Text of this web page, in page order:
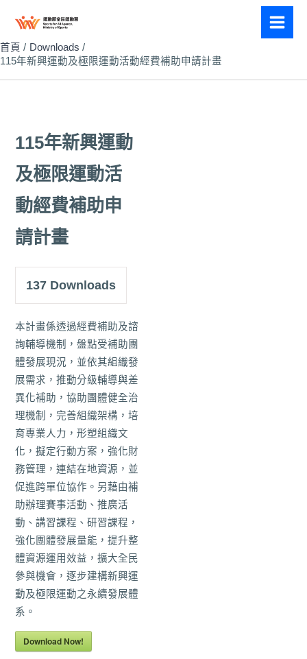
主
要
首頁
Downloads
115年新興運動及極限運動活動經費補助申請計畫
115年新興運動
及極限運動活
動經費補助申
請計畫
137 Downloads
本計畫係透過經費補助及諮
詢輔導機制，盤點受補助團
體發展現況，並依其組織發
展需求，推動分級輔導與差
異化補助，協助團體健全治
理機制，完善組織架構，培
育專業人力，形塑組織文
化，擬定行動方案，強化財
務管理，連結在地資源，並
促進跨單位協作。另藉由補
助辦理賽事活動、推廣活
動、講習課程、研習課程，
強化團體發展量能，提升整
體資源運用效益，擴大全民
參與機會，逐步建構新興運
動及極限運動之永續發展體
系。
Download Now!